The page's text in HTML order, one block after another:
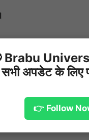
Final
Brabu
सभी अपडेट के लिए
👉 Follow